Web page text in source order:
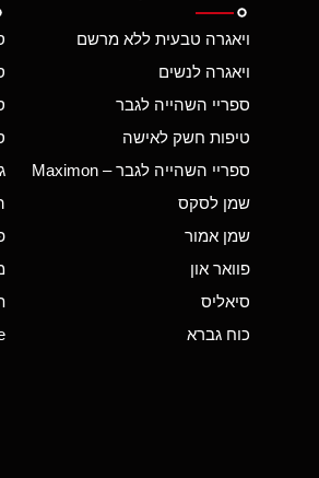
ויאגרה טבעית ללא מרשם
ויאגרה לנשים
ספריי השהייה לגבר
טיפות חשק לאישה
ספריי השהייה לגבר – Maximon
שמן לסקס
שמן אמור
פוואר און
סיאליס
כוח גברא